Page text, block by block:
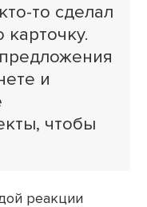
то сделал
и
чтобы
реакции